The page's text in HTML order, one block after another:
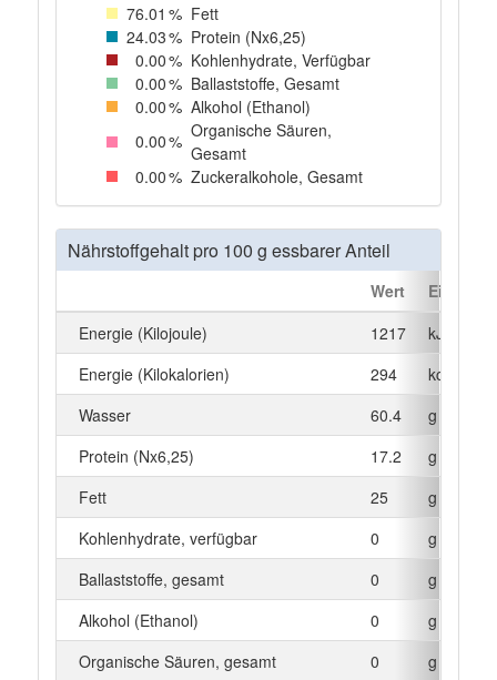
76.01 % Fett
24.03% Protein (Nx6,25)
0.00% Kohlenhydrate, Verfügbar
0.00% Ballaststoffe, Gesamt
0.00% Alkohol (Ethanol)
0.00% Organische Säuren,
Gesamt
0.00% Zuckeralkohole, Gesamt
Nährstoffgehalt pro 100 g essbarer Anteil
Wert
Einheit
Energie (Kilojoule)
1217
kJ
Energie (Kilokalorien)
294
kcal
Wasser
60.4
g
Protein (Nx6,25)
17.2
g
Fett
25
g
Kohlenhydrate, verfügbar
0
g
Ballaststoffe, gesamt
0
g
Alkohol (Ethanol)
0
g
Organische Säuren, gesamt
0
g